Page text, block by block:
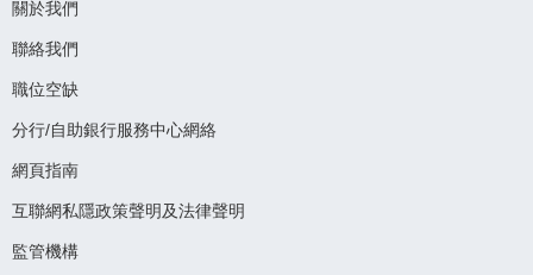
關於我們
聯絡我們
職位空缺
分行/自助銀行服務中心網絡
網頁指南
互聯網私隱政策聲明及法律聲明
監管機構